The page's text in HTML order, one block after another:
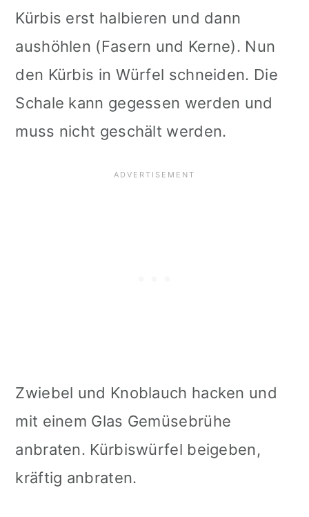
Kürbis erst halbieren und dann
aushöhlen (Fasern und Kerne). Nun
den Kürbis in Würfel schneiden. Die
Schale kann gegessen werden und
muss nicht geschält werden.
Zwiebel und Knoblauch hacken und
mit einem Glas Gemüsebrühe
anbraten. Kürbiswürfel beigeben,
kräftig anbraten.